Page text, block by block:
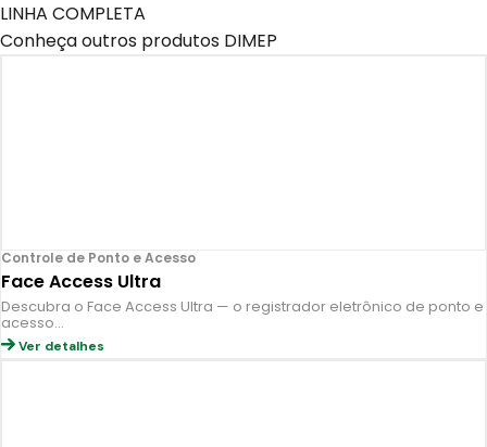
LINHA COMPLETA
Conheça outros produtos DIMEP
Controle de Ponto e Acesso
Face Access Ultra
Descubra o Face Access Ultra — o registrador eletrônico de ponto e
acesso…
Ver detalhes